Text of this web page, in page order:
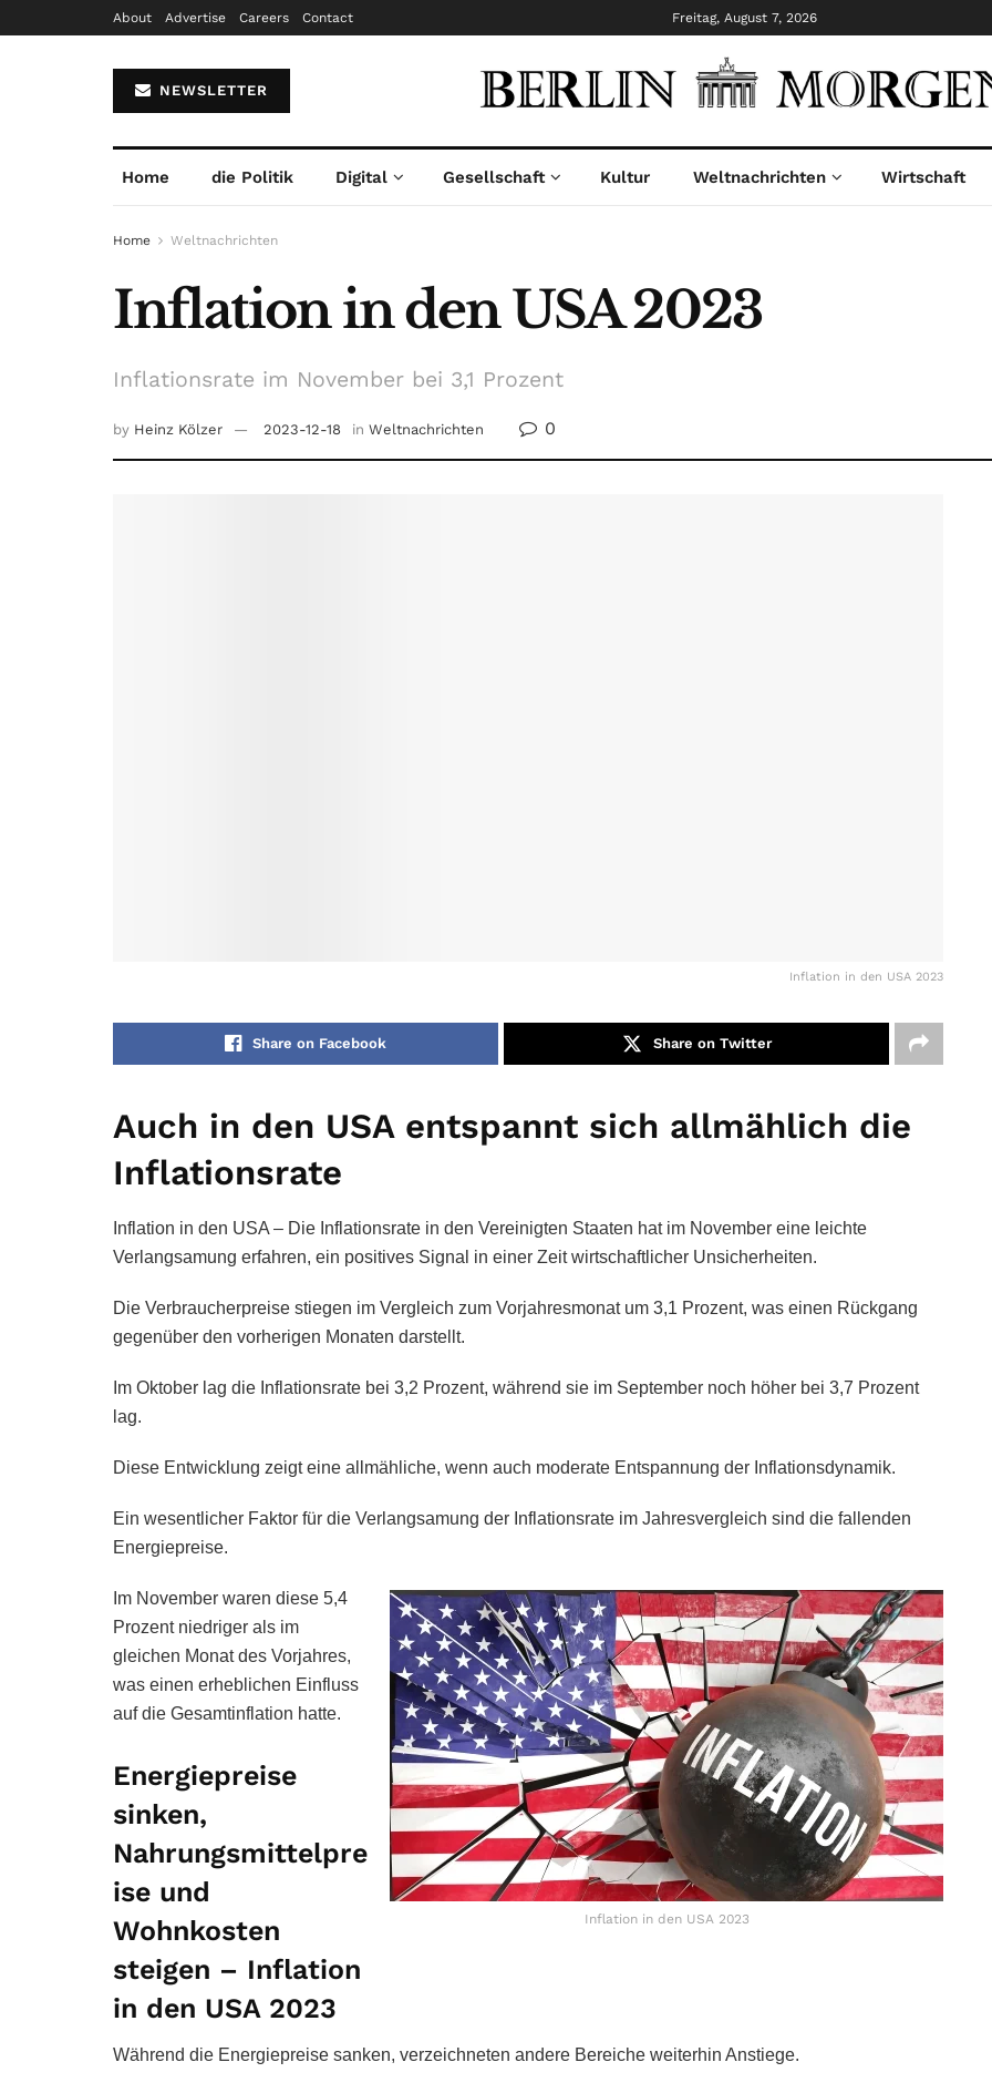
About Advertise Careers Contact Freitag, August 7, 2026
NEWSLETTER
Home die Politik Digital Gesellschaft Kultur Weltnachrichten Wirtschaft
Home Weltnachrichten
Inflation in den USA 2023
Inflationsrate im November bei 3,1 Prozent
by Heinz Kölzer 2023-12-18 in Weltnachrichten 0
Inflation in den USA 2023
Share on Facebook Share on Twitter
Auch in den USA entspannt sich allmählich die
Inflationsrate
Inflation in den USA – Die Inflationsrate in den Vereinigten Staaten hat im November eine leichte
Verlangsamung erfahren, ein positives Signal in einer Zeit wirtschaftlicher Unsicherheiten.
Die Verbraucherpreise stiegen im Vergleich zum Vorjahresmonat um 3,1 Prozent, was einen Rückgang
gegenüber den vorherigen Monaten darstellt.
Im Oktober lag die Inflationsrate bei 3,2 Prozent, während sie im September noch höher bei 3,7 Prozent
lag.
Diese Entwicklung zeigt eine allmähliche, wenn auch moderate Entspannung der Inflationsdynamik.
Ein wesentlicher Faktor für die Verlangsamung der Inflationsrate im Jahresvergleich sind die fallenden
Energiepreise.
Inflation in den USA 2023
Im November waren diese 5,4
Prozent niedriger als im
gleichen Monat des Vorjahres,
was einen erheblichen Einfluss
auf die Gesamtinflation hatte.
Energiepreise
sinken,
Nahrungsmittelpre
ise und
Wohnkosten
steigen – Inflation
in den USA 2023
Während die Energiepreise sanken, verzeichneten andere Bereiche weiterhin Anstiege.